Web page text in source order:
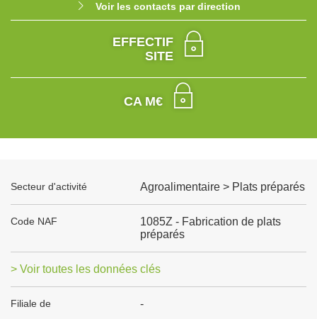
Voir les contacts par direction
EFFECTIF
SITE
CA M€
Secteur d'activité Agroalimentaire > Plats préparés
Code NAF
1085Z - Fabrication de plats
préparés
> Voir toutes les données clés
Filiale de -